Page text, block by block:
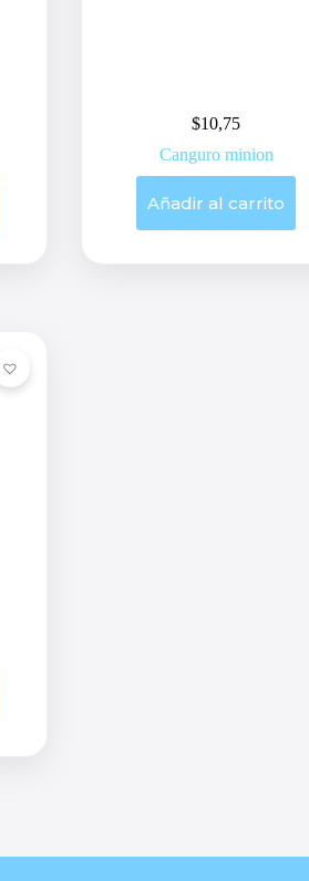
$10,75
Canguro minion
Añadir al carrito